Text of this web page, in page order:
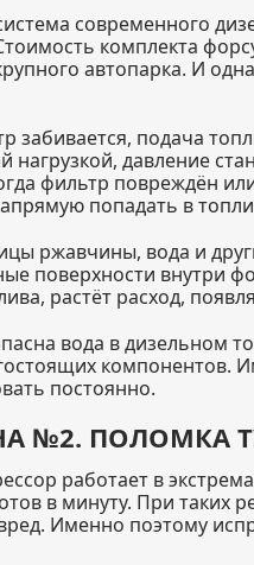
современного
комплекта
автопарка. И
забивается, подача
давление
фильтр повреждён
попадать в
ржавчины, вода и
поверхности внутри
растёт расход,
вода в дизельном
компонентов.
постоянно.
№2. ПОЛОМКА
работает в
в минуту. При таких
Именно поэтому